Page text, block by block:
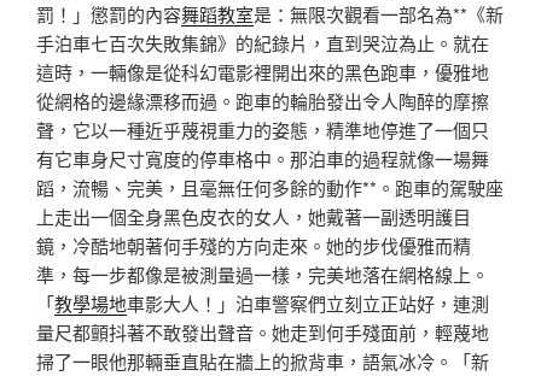
罰！」懲罰的內容舞蹈教室是：無限次觀看一部名為**《新
手泊車七百次失敗集錦》的紀錄片，直到哭泣為止。就在
這時，一輛像是從科幻電影裡開出來的黑色跑車，優雅地
從網格的邊緣漂移而過。跑車的輪胎發出令人陶醉的摩擦
聲，它以一種近乎蔑視重力的姿態，精準地停進了一個只
有它車身尺寸寬度的停車格中。那泊車的過程就像一場舞
蹈，流暢、完美，且毫無任何多餘的動作**。跑車的駕駛座
上走出一個全身黑色皮衣的女人，她戴著一副透明護目
鏡，冷酷地朝著何手殘的方向走來。她的步伐優雅而精
準，每一步都像是被測量過一樣，完美地落在網格線上。
「教學場地車影大人！」泊車警察們立刻立正站好，連測
量尺都顫抖著不敢發出聲音。她走到何手殘面前，輕蔑地
掃了一眼他那輛垂直貼在牆上的掀背車，語氣冰冷。「新